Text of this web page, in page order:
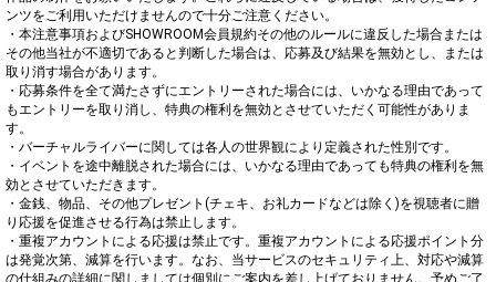
ンツをご利用いただけませんので十分ご注意ください。
・本注意事項およびSHOWROOM会員規約その他のルールに違反した場合または
その他当社が不適切であると判断した場合は、応募及び結果を無効とし、または
取り消す場合があります。
・応募条件を全て満たさずにエントリーされた場合には、いかなる理由であって
もエントリーを取り消し、特典の権利を無効とさせていただく可能性がありま
す。
・バーチャルライバーに関しては各人の世界観により定義された性別です。
・イベントを途中離脱された場合には、いかなる理由であっても特典の権利を無
効とさせていただきます。
・金銭、物品、その他プレゼント(チェキ、お礼カードなどは除く)を視聴者に贈
り応援を促進させる行為は禁止します。
・重複アカウントによる応援は禁止です。重複アカウントによる応援ポイント分
は発覚次第、減算を行います。なお、当サービスのセキュリティ上、対応や減算